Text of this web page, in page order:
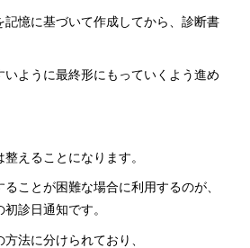
記憶に基づいて作成してから、診断書
いように最終形にもっていくよう進め
えることになります。
ことが困難な場合に利用するのが、
診日通知です。
法に分けられており、